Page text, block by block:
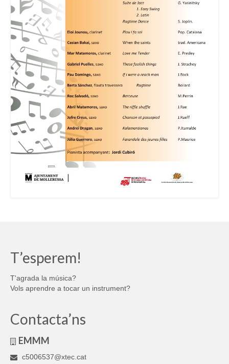
AFA
Lloguer d’instruments
Taxes
Activitats
Horaris
Horaris curs 2026/2027
Contacta
T’esperem!
T'agrada la música?
Vols aprendre a tocar un instrument?
Contacta’ns
EMMM
c5006537@xtec.cat